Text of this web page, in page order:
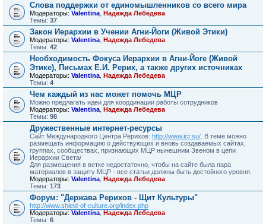
Слова поддержки от единомышленников со всего мира
Модераторы: Valentina Надежда Лебедева
Темы: 37
Закон Иерархии в Учении Агни-Йоги (Живой Этики)
Модераторы: Valentina Надежда Лебедева
Темы: 42
Необходимость Фокуса Иерархии в Агни-Йоге (Живой
Этике), Письмах Е.И. Рерих, а также других источниках
Модераторы: Valentina Надежда Лебедева
Темы: 4
Чем каждый из нас может помочь МЦР
Можно предлагать идеи для координации работы сотрудников
Модераторы: Valentina Надежда Лебедева
Темы: 98
Дружественные интернет-ресурсы
Сайт Международного Центра Рерихов: http://www.icr.su/ . В теме можно
размещать информацию о действующих и вновь создаваемых сайтах,
группах, сообществах, признающих МЦР нынешним Звеном в цепи
Иерархии Света/
Для размещения в ветке недостаточно, чтобы на сайте была пара
материалов в защиту МЦР - все статьи должны быть достойного уровня.
Модераторы: Valentina Надежда Лебедева
Темы: 173
Форум: "Держава Рерихов - Щит Культуры"
http://www.shield-of-culture.org/index.php
Модераторы: Valentina Надежда Лебедева
Темы: 6